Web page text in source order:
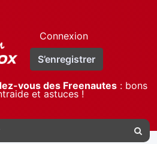
Connexion
S’enregistrer
vous des Freenautes: bons
et astuces !